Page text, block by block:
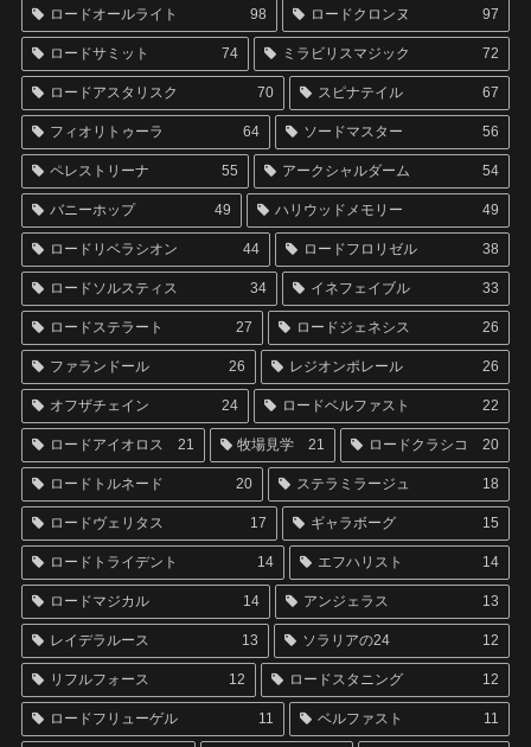
ロードオールライト 98 ロードクロンヌ 97
ロードサミット 74 ミラビリスマジック 72
ロードアスタリスク 70 スピナテイル 67
フィオリトゥーラ 64 ソードマスター 56
ペレストリーナ 55 アークシャルダーム 54
バニーホップ 49 ハリウッドメモリー 49
ロードリベラシオン 44 ロードフロリゼル 38
ロードソルスティス 34 イネフェイブル 33
ロードステラート 27 ロードジェネシス 26
ファランドール 26 レジオンポレール 26
オフザチェイン 24 ロードベルファスト 22
ロードアイオロス 21 牧場見学 21 ロードクラシコ 20
ロードトルネード 20 ステラミラージュ 18
ロードヴェリタス 17 ギャラボーグ 15
ロードトライデント 14 エフハリスト 14
ロードマジカル 14 アンジェラス 13
レイデラルース 13 ソラリアの24 12
リフルフォース 12 ロードスタニング 12
ロードフリューゲル 11 ベルファスト 11